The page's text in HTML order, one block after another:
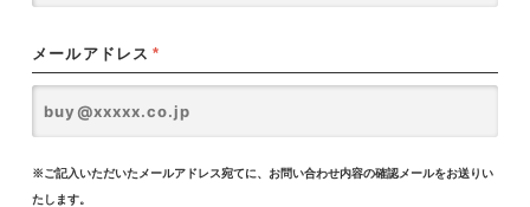
メールアドレス *
※ご記入いただいたメールアドレス宛てに、お問い合わせ内容の確認メールをお送りい
たします。